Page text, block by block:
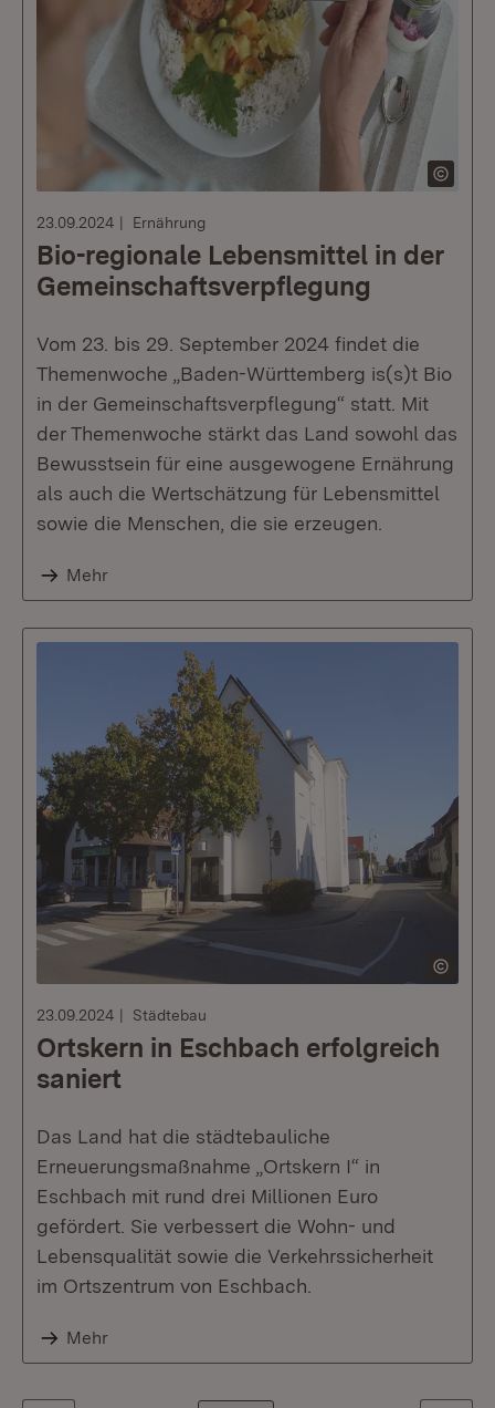
23.09.2024 Ernährung
Bio-regionale Lebensmittel in der
Gemeinschafts­verpflegung
Vom 23. bis 29. September 2024 findet die
Themenwoche „Baden-Württemberg is(s)t Bio
in der Gemeinschaftsverpflegung“ statt. Mit
der Themenwoche stärkt das Land sowohl das
Bewusstsein für eine ausgewogene Ernährung
als auch die Wertschätzung für Lebensmittel
sowie die Menschen, die sie erzeugen.
Mehr
23.09.2024 Städtebau
Ortskern in Eschbach erfolgreich
saniert
Das Land hat die städtebauliche
Erneuerungsmaßnahme „Ortskern I“ in
Eschbach mit rund drei Millionen Euro
gefördert. Sie verbessert die Wohn- und
Lebensqualität sowie die Verkehrssicherheit
im Ortszentrum von Eschbach.
Mehr